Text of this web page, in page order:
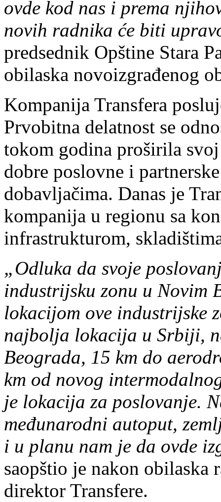
ovde kod nas i prema
novih radnika će biti
predsednik Opštine Stara
obilaska novoizgrađenog
Kompanija Transfera
Prvobitna delatnost se
tokom godina proširila
dobre poslovne i
dobavljačima. Danas je
kompanija u regionu sa
infrastrukturom,
„Odluka da svoje
industrijsku zonu u Novim
lokacijom ove industrijske
najbolja lokacija u Srbiji,
Beograda, 15 km do
km od novog
je lokacija za poslovanje.
međunarodni autoput,
i u planu nam je da ovde
saopštio je nakon obilaska
direktor Transfere.